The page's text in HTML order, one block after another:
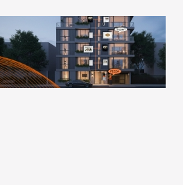
за професионалистите в